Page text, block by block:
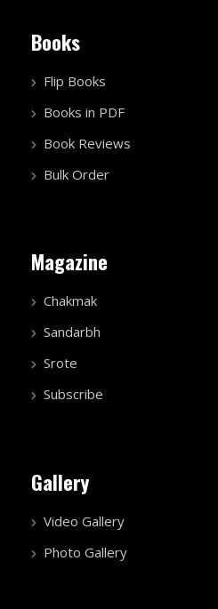
Books
Flip Books
Books in PDF
Book Reviews
Bulk Order
Magazine
Chakmak
Sandarbh
Srote
Subscribe
Gallery
Video Gallery
Photo Gallery